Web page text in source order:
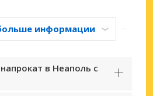
информации
в Неаполь с